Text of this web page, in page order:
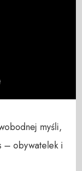
myśli,
– obywatelek i